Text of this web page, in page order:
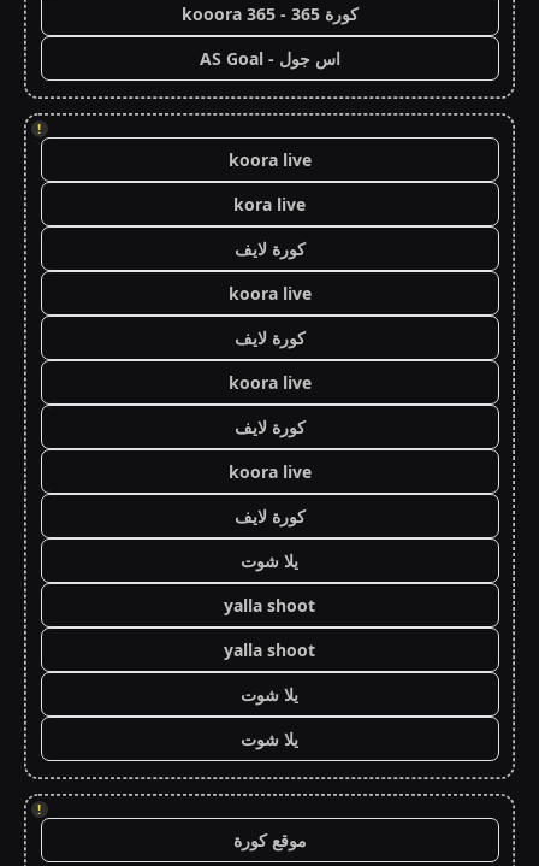
كورة 365 - kooora 365
اس جول - AS Goal
!
koora live
kora live
كورة لايف
koora live
كورة لايف
koora live
كورة لايف
koora live
كورة لايف
يلا شوت
yalla shoot
yalla shoot
يلا شوت
يلا شوت
!
موقع كورة